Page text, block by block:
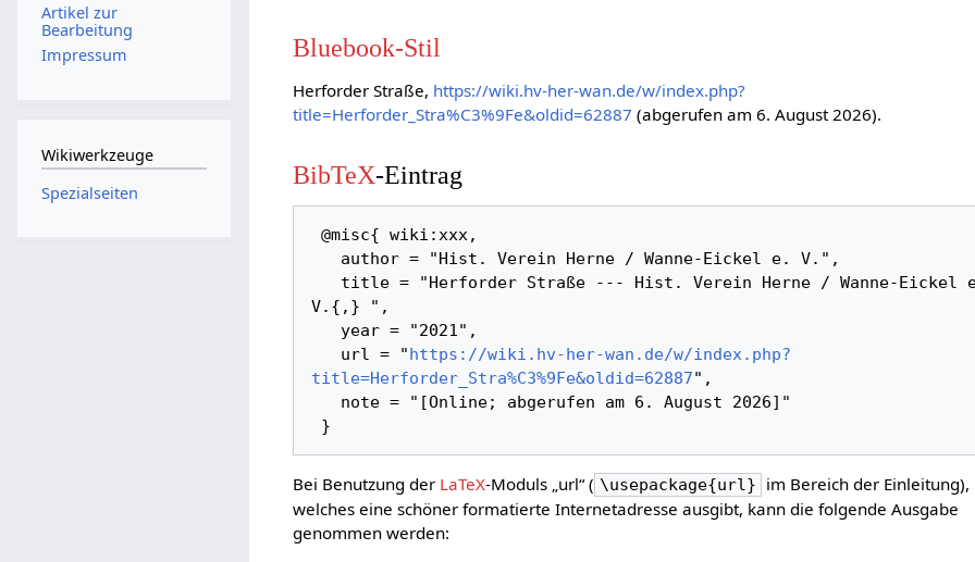
Bluebook-Stil
Herforder Straße, https://wiki.hv-her-wan.de/w/index.php?
title=Herforder_Stra%C3%9Fe&oldid=62887 (abgerufen am 6. August 2026).
BibTeX-Eintrag
V.{,} ",
   url = "
https://wiki.hv-her-wan.de/w/index.php?
title=Herforder_Stra%C3%9Fe&oldid=62887",
Bei Benutzung der LaTeX-Moduls „url“ ( \usepackage{url}
im Bereich der Einleitung),
welches eine schöner formatierte Internetadresse ausgibt, kann die folgende Ausgabe
genommen werden:
Artikel zur
Bearbeitung
Impressum
Wikiwerkzeuge
Spezialseiten